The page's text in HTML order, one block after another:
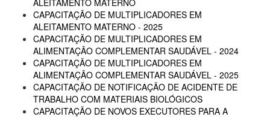
ALEITAMENTO MATERNO
CAPACITAÇÃO DE MULTIPLICADORES EM
ALEITAMENTO MATERNO - 2025
CAPACITAÇÃO DE MULTIPLICADORES EM
ALIMENTAÇÃO COMPLEMENTAR SAUDÁVEL - 2024
CAPACITAÇÃO DE MULTIPLICADORES EM
ALIMENTAÇÃO COMPLEMENTAR SAUDÁVEL - 2025
CAPACITAÇÃO DE NOTIFICAÇÃO DE ACIDENTE DE
TRABALHO COM MATERIAIS BIOLÓGICOS
CAPACITAÇÃO DE NOVOS EXECUTORES PARA A